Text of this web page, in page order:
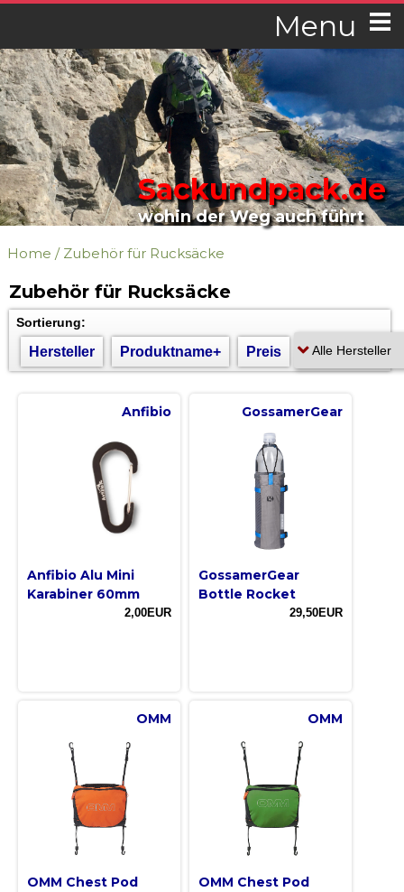
Menu
Sackundpack.de
wohin der Weg auch führt
Home / Zubehör für Rucksäcke
Zubehör für Rucksäcke
Sortierung:
Hersteller Produktname+ Preis
Anfibio
Anfibio Alu Mini
Karabiner 60mm
2,00EUR
GossamerGear
GossamerGear
Bottle Rocket
29,50EUR
OMM
OMM Chest Pod
OMM
OMM Chest Pod